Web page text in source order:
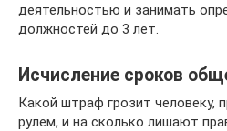
деятельностью и занимать
должностей до 3 лет.
Исчисление сроков
Какой штраф грозит человеку,
рулем, и на сколько лишают